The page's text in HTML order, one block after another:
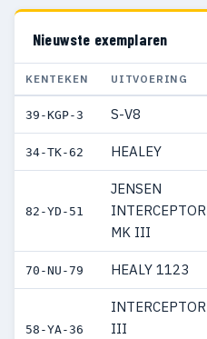
Nieuwste exemplaren
KENTEKEN UITVOERING
39-KGP-3 S-V8
34-TK-62 HEALEY
82-YD-51
JENSEN
INTERCEPTOR
MK III
70-NU-79 HEALY 1123
58-YA-36
INTERCEPTOR
III